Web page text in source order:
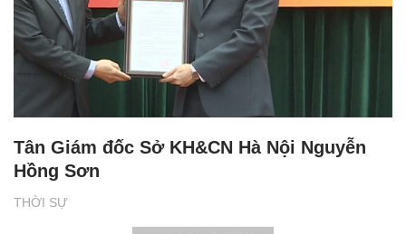
THỜI SỰ
Tân Giám đốc Sở KH&CN Hà Nội Nguyễn
Hồng Sơn